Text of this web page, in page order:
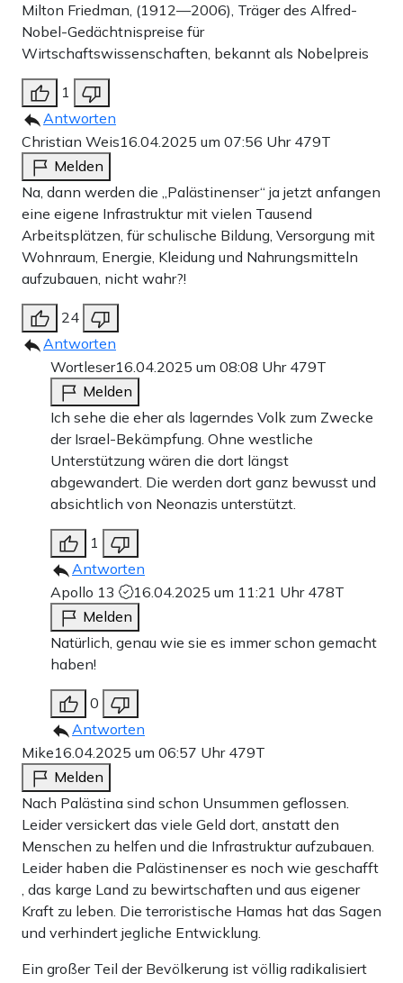
Milton Friedman, (1912—2006), Träger des Alfred-
Nobel-Gedächtnispreise für
Wirtschaftswissenschaften, bekannt als Nobelpreis
1
Antworten
Christian Weis16.04.2025 um 07:56 Uhr 479T
Melden
Na, dann werden die „Palästinenser“ ja jetzt anfangen
eine eigene Infrastruktur mit vielen Tausend
Arbeitsplätzen, für schulische Bildung, Versorgung mit
Wohnraum, Energie, Kleidung und Nahrungsmitteln
aufzubauen, nicht wahr?!
24
Antworten
Wortleser16.04.2025 um 08:08 Uhr 479T
Melden
Ich sehe die eher als lagerndes Volk zum Zwecke
der Israel-Bekämpfung. Ohne westliche
Unterstützung wären die dort längst
abgewandert. Die werden dort ganz bewusst und
absichtlich von Neonazis unterstützt.
1
Antworten
Apollo 13
16.04.2025 um 11:21 Uhr 478T
Melden
Natürlich, genau wie sie es immer schon gemacht
haben!
0
Antworten
Mike16.04.2025 um 06:57 Uhr 479T
Melden
Nach Palästina sind schon Unsummen geflossen.
Leider versickert das viele Geld dort, anstatt den
Menschen zu helfen und die Infrastruktur aufzubauen.
Leider haben die Palästinenser es noch wie geschafft
, das karge Land zu bewirtschaften und aus eigener
Kraft zu leben. Die terroristische Hamas hat das Sagen
und verhindert jegliche Entwicklung.
Ein großer Teil der Bevölkerung ist völlig radikalisiert